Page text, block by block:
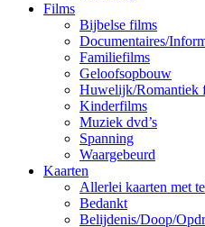
Films
Bijbelse films
Documentaires/
Familiefilms
Geloofsopbouw
Huwelijk/Romantiek
Kinderfilms
Muziek dvd’s
Spanning
Waargebeurd
Kaarten
Allerlei kaarten met
Bedankt
Belijdenis/Doop/